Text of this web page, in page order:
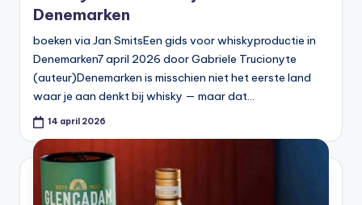
Denemarken
boeken via Jan SmitsEen gids voor whiskyproductie in
Denemarken7 april 2026 door Gabriele Trucionyte
(auteur)Denemarken is misschien niet het eerste land
waar je aan denkt bij whisky — maar dat…
14 april 2026